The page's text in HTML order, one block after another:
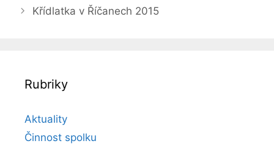
Křídlatka v Říčanech 2015
Rubriky
Aktuality
Činnost spolku